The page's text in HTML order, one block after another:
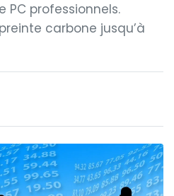
professionnels.
carbone jusqu’à